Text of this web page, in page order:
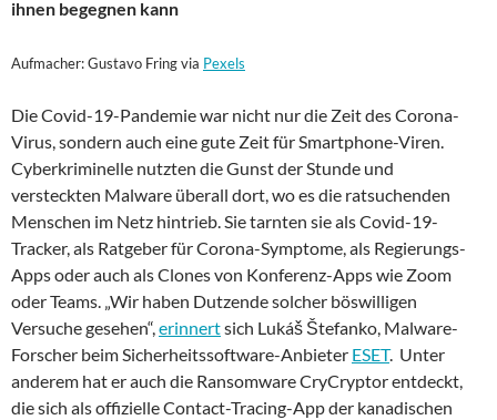
ihnen begegnen kann
Aufmacher: Gustavo Fring via Pexels
Die Covid-19-Pandemie war nicht nur die Zeit des Corona-
Virus, sondern auch eine gute Zeit für Smartphone-Viren.
Cyberkriminelle nutzten die Gunst der Stunde und
versteckten Malware überall dort, wo es die ratsuchenden
Menschen im Netz hintrieb. Sie tarnten sie als Covid-19-
Tracker, als Ratgeber für Corona-Symptome, als Regierungs-
Apps oder auch als Clones von Konferenz-Apps wie Zoom
oder Teams. „Wir haben Dutzende solcher böswilligen
Versuche gesehen“,erinnertsich Lukáš Štefanko, Malware-
Forscher beim Sicherheitssoftware-Anbieter ESET. Unter
anderem hat er auch die Ransomware CryCryptor entdeckt,
die sich als offizielle Contact-Tracing-App der kanadischen